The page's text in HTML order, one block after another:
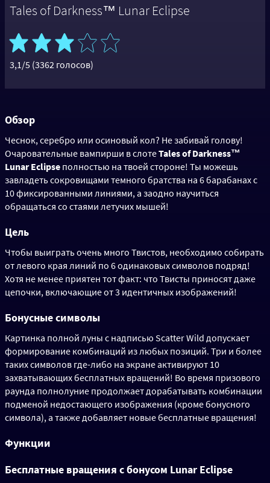
Tales of Darkness™ Lunar Eclipse
3,1/5 (3362 голосов)
Обзор
Чеснок, серебро или осиновый кол? Не забивай голову!
Очаровательные вампирши в слотеTales of Darkness™
Lunar Eclipse полностью на твоей стороне! Ты можешь
завладеть сокровищами темного братства на 6 барабанах с
10 фиксированными линиями, а заодно научиться
обращаться со стаями летучих мышей!
Цель
Чтобы выиграть очень много Твистов, необходимо собирать
от левого края линий по 6 одинаковых символов подряд!
Хотя не менее приятен тот факт: что Твисты приносят даже
цепочки, включающие от 3 идентичных изображений!
Бонусные символы
Картинка полной луны с надписью Scatter Wild допускает
формирование комбинаций из любых позиций. Три и более
таких символов где-либо на экране активируют 10
захватывающих бесплатных вращений! Во время призового
раунда полнолуние продолжает дорабатывать комбинации
подменой недостающего изображения (кроме бонусного
символа), а также добавляет новые бесплатные вращения!
Функции
Бесплатные вращения с бонусом Lunar Eclipse